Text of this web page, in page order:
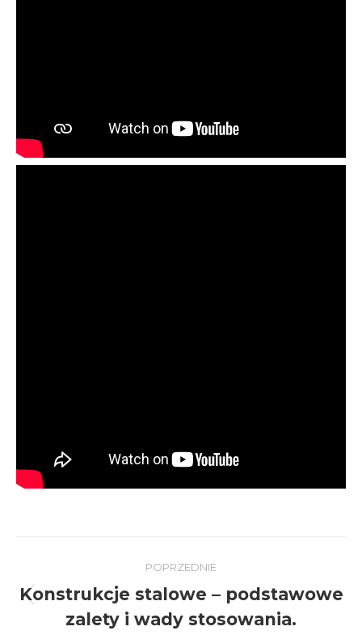
wpisów
POPRZEDNIE
Poprzedni
wpis:
Konstrukcje stalowe – podstawowe
zalety i wady stosowania.